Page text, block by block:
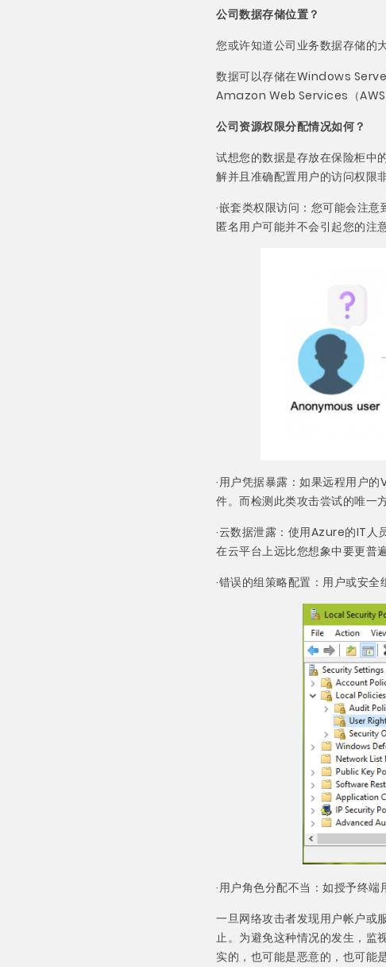
公司数据存储位置？
您或许知道公司业务数据存储的
数据可以存储在Windows
Amazon Web Services（AWS
公司资源权限分配情况如何？
试想您的数据是存放在保险柜中
解并且准确配置用户的访问权限
·嵌套类权限访问：您可能会注
匿名用户可能并不会引起您的注意
·用户凭据暴露：如果远程用户
件。而检测此类攻击尝试的唯一
·云数据泄露：使用Azure的IT人
在云平台上远比您想象中要更普
·错误的组策略配置：用户或安
·用户角色分配不当：如授予终
一旦网络攻击者发现用户帐户或
止。为避免这种情况的发生，监
实的，也可能是恶意的，也可能